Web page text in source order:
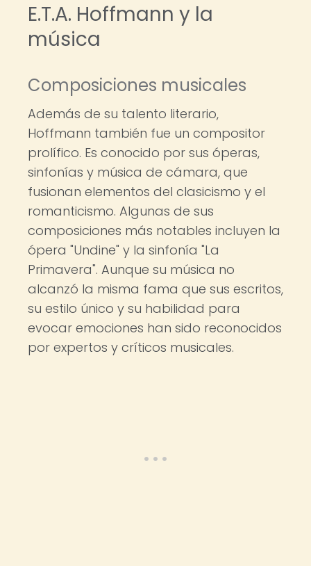
E.T.A. Hoffmann y la
música
Composiciones musicales
Además de su talento literario,
Hoffmann también fue un compositor
prolífico. Es conocido por sus óperas,
sinfonías y música de cámara, que
fusionan elementos del clasicismo y el
romanticismo. Algunas de sus
composiciones más notables incluyen la
ópera "Undine" y la sinfonía "La
Primavera". Aunque su música no
alcanzó la misma fama que sus escritos,
su estilo único y su habilidad para
evocar emociones han sido reconocidos
por expertos y críticos musicales.